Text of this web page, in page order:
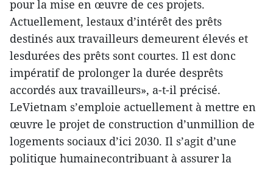
pour la mise en œuvre de ces projets.
Actuellement, lestaux d’intérêt des prêts
destinés aux travailleurs demeurent élevés et
lesdurées des prêts sont courtes. Il est donc
impératif de prolonger la durée desprêts
accordés aux travailleurs», a-t-il précisé.
LeVietnam s’emploie actuellement à mettre en
œuvre le projet de construction d’unmillion de
logements sociaux d’ici 2030. Il s’agit d’une
politique humainecontribuant à assurer la